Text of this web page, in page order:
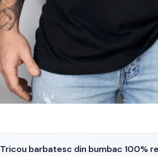
Tricou barbatesc din bumbac 100%